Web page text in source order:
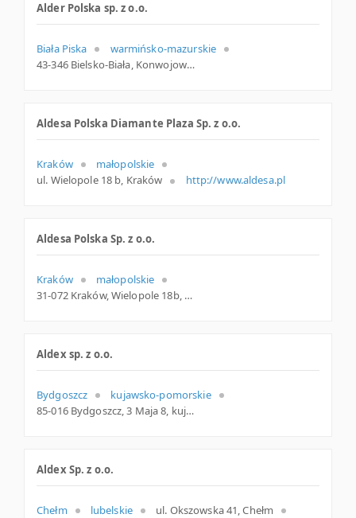
Alder Polska sp. z o.o.
Biała Piska
warmińsko-mazurskie
43-346 Bielsko-Biała, Konwojowa 10, śląskie
Aldesa Polska Diamante Plaza Sp. z o.o.
Kraków
małopolskie
ul. Wielopole 18 b, Kraków
http://www.aldesa.pl
Aldesa Polska Sp. z o.o.
Kraków
małopolskie
31-072 Kraków, Wielopole 18b, woj. Małopolskie, pow. Kraków, gm. Kraków
Aldex sp. z o.o.
Bydgoszcz
kujawsko-pomorskie
85-016 Bydgoszcz, 3 Maja 8, kujawsko-pomorskie
Aldex Sp. z o.o.
Chełm lubelskie ul. Okszowska 41, Chełm